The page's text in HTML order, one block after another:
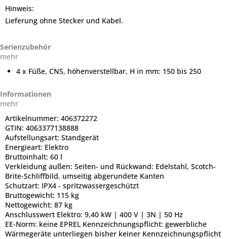
Hinweis:
Lieferung ohne Stecker und Kabel.
Serienzubehör
mehr
4 x Füße, CNS, höhenverstellbar, H in mm: 150 bis 250
Informationen
mehr
Artikelnummer: 406372272
GTIN: 4063377138888
Aufstellungsart: Standgerät
Energieart: Elektro
Bruttoinhalt: 60 l
Verkleidung außen: Seiten- und Rückwand: Edelstahl, Scotch-
Brite-Schliffbild, umseitig abgerundete Kanten
Schutzart: IPX4 - spritzwassergeschützt
Bruttogewicht: 115 kg
Nettogewicht: 87 kg
Anschlusswert Elektro: 9,40 kW | 400 V | 3N | 50 Hz
EE-Norm: keine EPREL Kennzeichnungspflicht: gewerbliche
Wärmegeräte unterliegen bisher keiner Kennzeichnungspflicht